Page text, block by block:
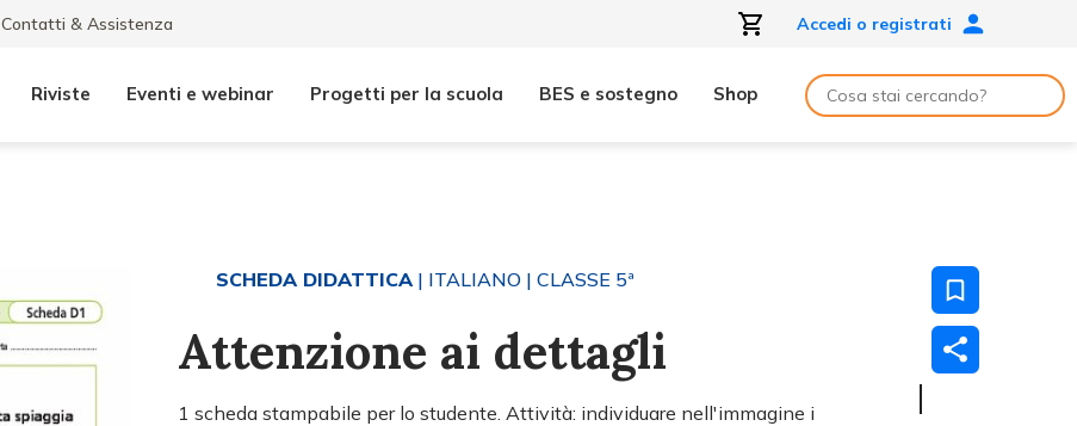
Contatti & Assistenza Accedi o registrati
Riviste Eventi e webinar Progetti per la scuola BES e sostegno Shop
SCHEDA DIDATTICA| ITALIANO | CLASSE 5ª
Attenzione ai dettagli
1 scheda stampabile per lo studente. Attività: individuare nell'immagine i